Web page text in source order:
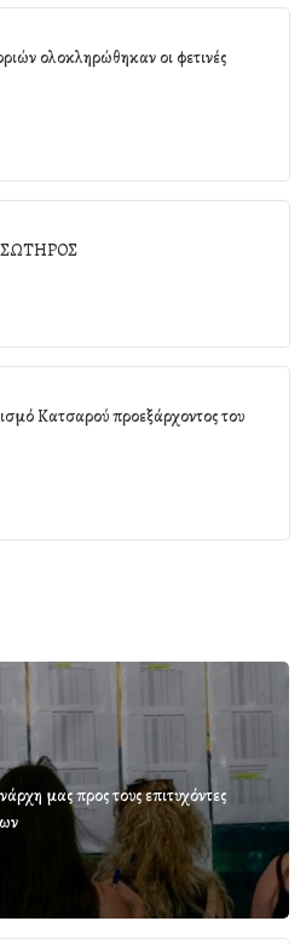
ολοκληρώθηκαν οι φετινές
Κατσαρού προεξάρχοντος του
μας προς τους επιτυχόντες